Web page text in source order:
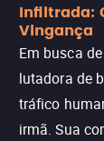
Infiltrada:
Vingança
Em busca
lutadora de
tráfico
irmã. Sua